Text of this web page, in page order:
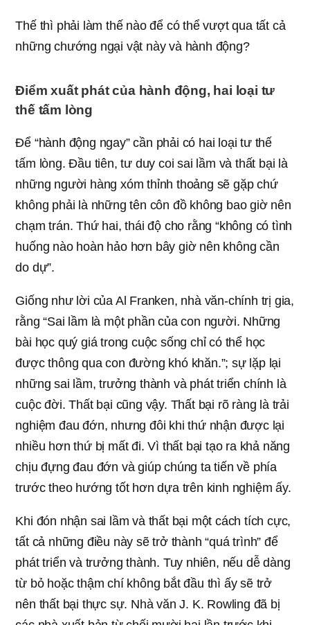
Thế thì phải làm thế nào để có thể vượt qua tất cả
những chướng ngại vật này và hành động?
Điểm xuất phát của hành động, hai loại tư
thế tấm lòng
Để “hành động ngay” cần phải có hai loại tư thế
tấm lòng. Đầu tiên, tư duy coi sai lầm và thất bại là
những người hàng xóm thỉnh thoảng sẽ gặp chứ
không phải là những tên côn đồ không bao giờ nên
chạm trán. Thứ hai, thái độ cho rằng “không có tình
huống nào hoàn hảo hơn bây giờ nên không cần
do dự”.
Giống như lời của Al Franken, nhà văn-chính trị gia,
rằng “Sai lầm là một phần của con người. Những
bài học quý giá trong cuộc sống chỉ có thể học
được thông qua con đường khó khăn.”; sự lặp lại
những sai lầm, trưởng thành và phát triển chính là
cuộc đời. Thất bại cũng vậy. Thất bại rõ ràng là trải
nghiệm đau đớn, nhưng đôi khi thứ nhận được lại
nhiều hơn thứ bị mất đi. Vì thất bại tạo ra khả năng
chịu đựng đau đớn và giúp chúng ta tiến về phía
trước theo hướng tốt hơn dựa trên kinh nghiệm ấy.
Khi đón nhận sai lầm và thất bại một cách tích cực,
tất cả những điều này sẽ trở thành “quá trình” để
phát triển và trưởng thành. Tuy nhiên, nếu dễ dàng
từ bỏ hoặc thậm chí không bắt đầu thì ấy sẽ trở
nên thất bại thực sự. Nhà văn J. K. Rowling đã bị